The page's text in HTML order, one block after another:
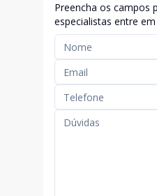
Preencha os campos
especialistas entre